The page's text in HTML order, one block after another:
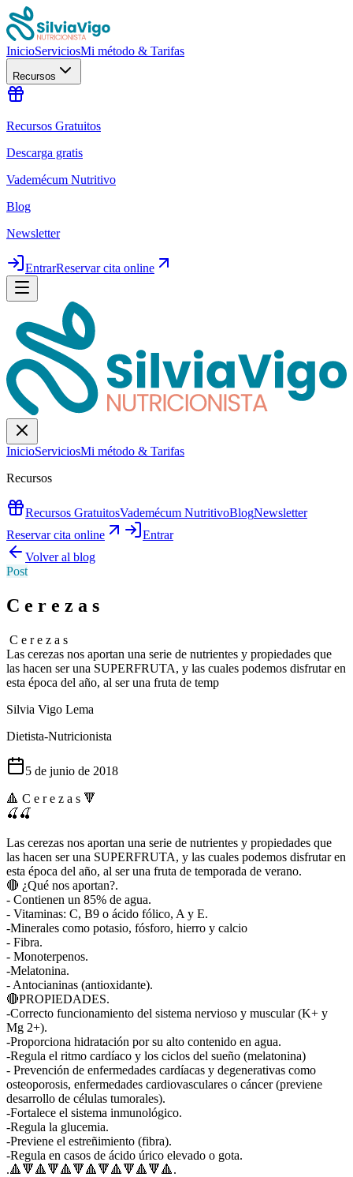
InicioServiciosMi método & Tarifas
Recursos
Recursos Gratuitos
Descarga gratis
Vademécum Nutritivo
Blog
Newsletter
EntrarReservar cita online
InicioServiciosMi método & Tarifas
Recursos
Recursos GratuitosVademécum NutritivoBlogNewsletter
Reservar cita online
Entrar
Volver al blog
Post
C e r e z a s ⠀⠀⠀⠀⠀⠀⠀⠀⠀
️ C e r e z a s ⠀⠀⠀⠀⠀⠀⠀⠀⠀ ⠀⠀⠀⠀⠀⠀⠀⠀⠀ ⠀⠀⠀⠀⠀⠀⠀⠀⠀
Las cerezas nos aportan una serie de nutrientes y propiedades que
las hacen ser una SUPERFRUTA, y las cuales podemos disfrutar en
esta época del año, al ser una fruta de temp
Silvia Vigo Lema
Dietista-Nutricionista
5 de junio de 2018
🔺️ C e r e z a s 🔻 ⠀⠀⠀⠀⠀⠀⠀⠀⠀
🍒🍒 ⠀⠀⠀⠀⠀⠀⠀⠀⠀
Las cerezas nos aportan una serie de nutrientes y propiedades que
las hacen ser una SUPERFRUTA, y las cuales podemos disfrutar en
esta época del año, al ser una fruta de temporada de verano.
🔴 ¿Qué nos aportan?.
- Contienen un 85% de agua.
- Vitaminas: C, B9 o ácido fólico, A y E.
-Minerales como potasio, fósforo, hierro y calcio
- Fibra.
- Monoterpenos.
-Melatonina.
- Antocianinas (antioxidante).
🔴PROPIEDADES.
-Correcto funcionamiento del sistema nervioso y muscular (K+ y
Mg 2+).
-Proporciona hidratación por su alto contenido en agua.
-Regula el ritmo cardíaco y los ciclos del sueño (melatonina)
- Prevención de enfermedades cardíacas y degenerativas como
osteoporosis, enfermedades cardiovasculares o cáncer (previene
desarrollo de células tumorales).
-Fortalece el sistema inmunológico.
-Regula la glucemia.
-Previene el estreñimiento (fibra).
-Regula en casos de ácido úrico elevado o gota.
.🔺️🔻🔺️🔻🔺️🔻🔺️🔻🔺️🔻🔺️🔻🔺️.